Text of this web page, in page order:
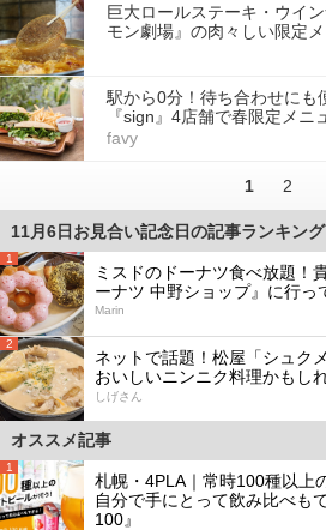
巨大ロールステーキ・ウイ
モン劇場』の肉々しい限定
駅から0分！待ち合わせにも
『sign』4店舗で春限定メニ
favy
1 2
11月6日お見合い記念日の記事ランキング
1
ミスドのドーナツ食べ放題！
ーナツ 中野ショップ』に行っ
Marin
2
ネットで話題！松屋「シュク
おいしいニンニク料理かもし
しげさん
オススメ記事
1
札幌・4PLA｜常時100種以上
自分で手にとって飲み比べも
100』